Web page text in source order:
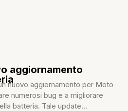
aggiornamento
nuovo aggiornamento per Moto
numerosi bug e a migliorare
batteria. Tale update...